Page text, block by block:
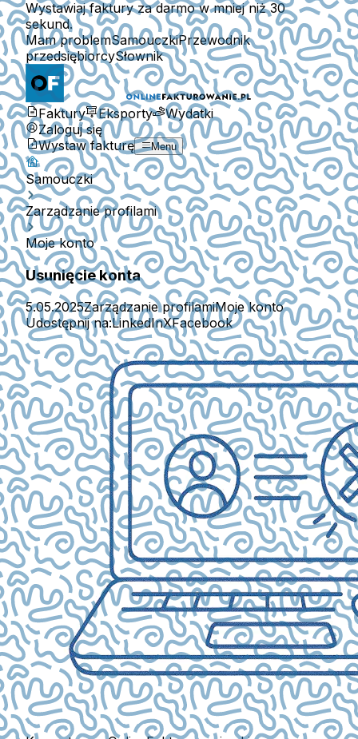
Wystawiaj faktury za darmo w mniej niż 30
sekund.
Mam problemSamouczkiPrzewodnik
przedsiębiorcySłownik
Faktury Eksporty
Wydatki
Zaloguj się
Wystaw fakturę
Menu
Samouczki
Zarządzanie profilami
Moje konto
Usunięcie konta
5.05.2025Zarządzanie profilamiMoje konto
Udostępnij na:LinkedInXFacebook